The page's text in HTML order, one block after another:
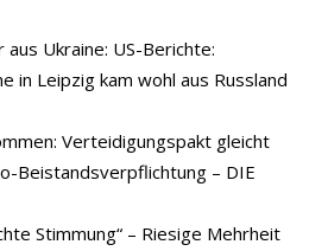
aus Ukraine: US-Berichte:
in Leipzig kam wohl aus Russland
Verteidigungspakt gleicht
Beistandsverpflichtung – DIE
Stimmung“ – Riesige Mehrheit